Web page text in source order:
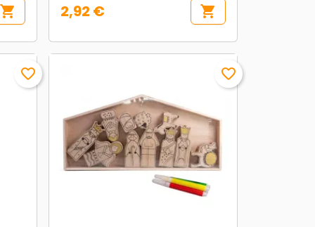
shopping_cart Prix
2,92 € shopping_cart
favorite_border favorite_border